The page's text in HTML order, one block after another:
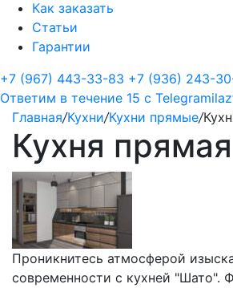
Как заказать
Статьи
Гарантии
+7 (967) 443-33-83 +7 (936) 243-
Ответим в течение 15 с Telegram
Главная/Кухни/Кухни прямые/
Кухня
Проникнитесь атмосферой
современности с кухней "Шато".